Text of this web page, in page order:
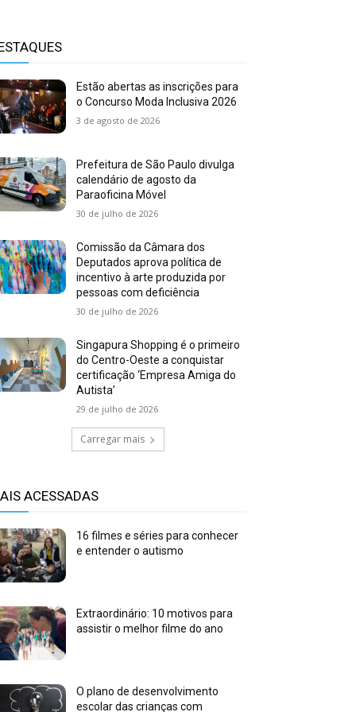
Estão abertas as inscrições para
o Concurso Moda Inclusiva 2026
3 de agosto de 2026
Prefeitura de São Paulo divulga
calendário de agosto da
Paraoficina Móvel
30 de julho de 2026
Comissão da Câmara dos
Deputados aprova política de
incentivo à arte produzida por
pessoas com deficiência
30 de julho de 2026
Singapura Shopping é o primeiro
do Centro-Oeste a conquistar
certificação ‘Empresa Amiga do
Autista’
29 de julho de 2026
Carregar mais
ACESSADAS
16 filmes e séries para conhecer
e entender o autismo
Extraordinário: 10 motivos para
assistir o melhor filme do ano
O plano de desenvolvimento
escolar das crianças com